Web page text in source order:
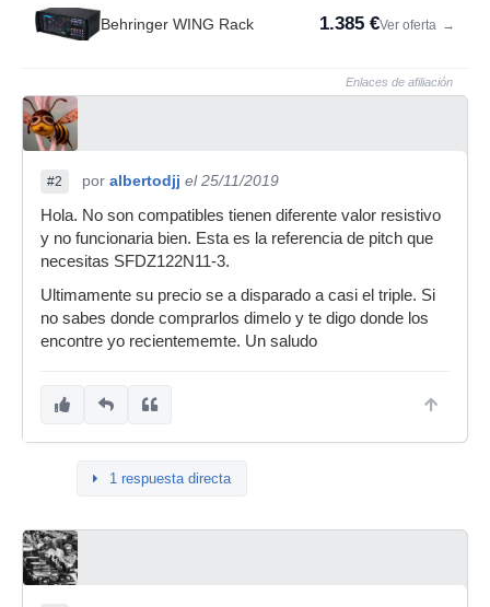
Behringer WING Rack 1.385 €Ver oferta →
Enlaces de afiliación
#2 por albertodjj el 25/11/2019
Hola. No son compatibles tienen diferente valor resistivo
y no funcionaria bien. Esta es la referencia de pitch que
necesitas SFDZ122N11-3.
Ultimamente su precio se a disparado a casi el triple. Si
no sabes donde comprarlos dimelo y te digo donde los
encontre yo recientememte. Un saludo
1 respuesta directa